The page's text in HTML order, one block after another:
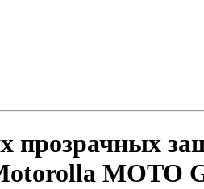
прозрачных
MOTO